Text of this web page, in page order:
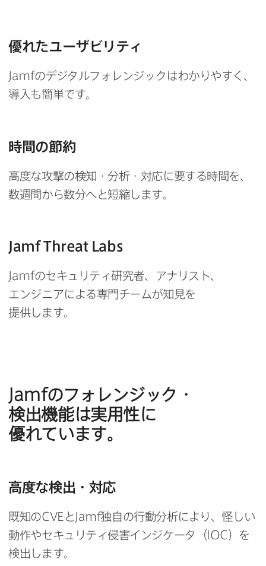
優れた​ユーザビリティ
Jamfの​デジタルフォレンジックは​わかりやすく、​
導入も​簡単です。
時間の​節約
高度な​攻撃の​検知・分析・対応に​要する​時間を、​
数週間から​数分へと​短縮します。
Jamf Threat Labs
Jamfの​セキュリティ研究者、​アナリスト、​
エンジニアに​よる​専門チームが​知見を​
提供します。
Jamfの​フォレンジック・
検出機能は​実用性に​
優れています。
高度な​検出・対応
既知のCVE と Jamf独自の​行動分析に​より、​怪しい​
動作や​セキュリティ侵害インジケータ​（ IOC ）を​
検出します。